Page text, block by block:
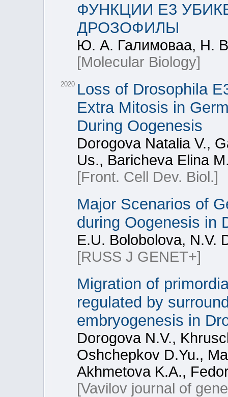
ФУНКЦИИ Е3
ДРОЗОФИЛЫ
Ю. А. Галимоваa, Н.
[Molecular Biology]
2020 Loss of Drosophila
Extra Mitosis in
During Oogenesis
Dorogova Natalia V.,
Us., Baricheva Elina
[Front. Cell Dev. Biol.]
Major Scenarios of
during Oogenesis in
E.U. Bolobolova, N.V.
[RUSS J GENET+]
Migration of
regulated by
embryogenesis in
Dorogova N.V.,
Oshchepkov D.Yu.,
Akhmetova K.A.,
[Vavilov journal of